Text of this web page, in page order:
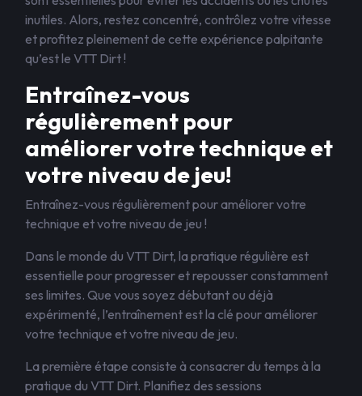
inutiles. Alors, restez concentré, contrôlez votre vitesse
et profitez pleinement de cette expérience palpitante
qu’est le VTT Dirt !
Entraînez-vous
régulièrement pour
améliorer votre technique et
votre niveau de jeu!
Entraînez-vous régulièrement pour améliorer votre
technique et votre niveau de jeu !
Dans le monde du VTT Dirt, la pratique régulière est
essentielle pour progresser et repousser constamment
ses limites. Que vous soyez débutant ou déjà
expérimenté, l’entraînement est la clé pour améliorer
votre technique et votre niveau de jeu.
La première étape consiste à consacrer du temps à la
pratique du VTT Dirt. Planifiez des sessions